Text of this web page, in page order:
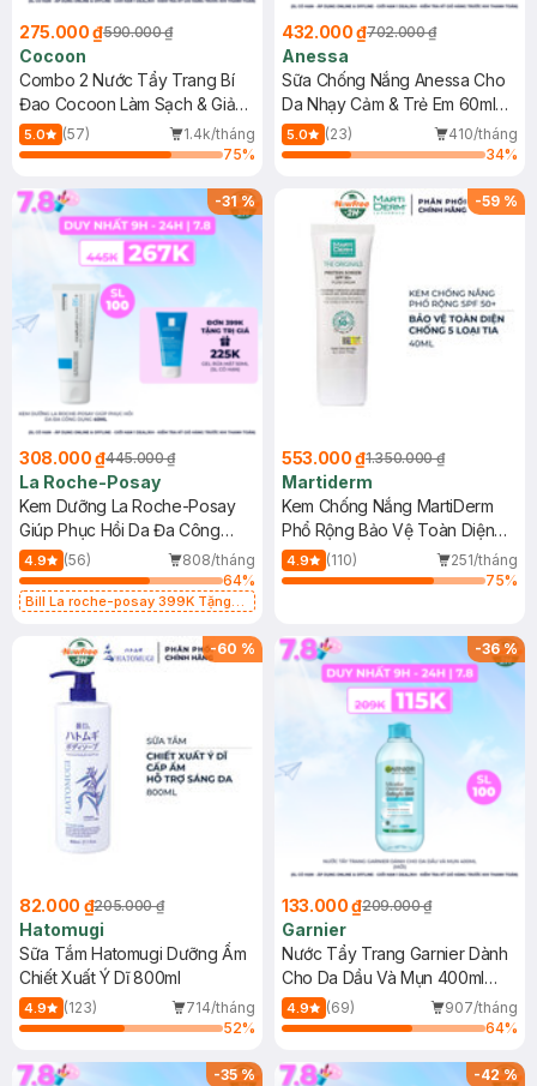
275.000 ₫590.000 ₫
Cocoon
Combo 2 Nước Tẩy Trang Bí
Đao Cocoon Làm Sạch & Giảm
Dầu 500ml
5.0 (57)
1.4k/tháng
75%
432.000 ₫702.000 ₫
Anessa
Sữa Chống Nắng Anessa Cho
Da Nhạy Cảm & Trẻ Em 60ml
(Mới)
5.0 (23)
410/tháng
34%
-31%
308.000 ₫445.000 ₫
La Roche-Posay
Kem Dưỡng La Roche-Posay
Giúp Phục Hồi Da Đa Công
Dụng 40ml
4.9 (56)
808/tháng
64%
Bill La roche-posay 399K Tặng
(SL có hạn)
-59 %
553.000 ₫1.350.000 ₫
Martiderm
Kem Chống Nắng MartiDerm
Phổ Rộng Bảo Vệ Toàn Diện
40ml
4.9 (110)
251/tháng
75%
-60 %
82.000 ₫205.000 ₫
Hatomugi
Sữa Tắm Hatomugi Dưỡng Ẩm
Chiết Xuất Ý Dĩ 800ml
4.9 (123)
714/tháng
52%
-36%
133.000 ₫209.000 ₫
Garnier
Nước Tẩy Trang Garnier Dành
Cho Da Dầu Và Mụn 400ml
(Mới)
4.9 (69)
907/tháng
64%
-35% -42%